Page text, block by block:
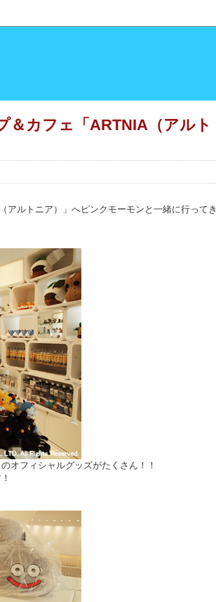
カフェ「ARTNIA（アルト
アルトニア）」へピンクモーモンと一緒に行ってき
オフィシャルグッズがたくさん！！